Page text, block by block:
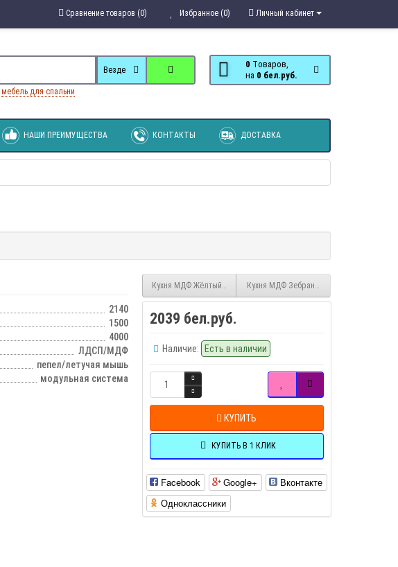
Личный кабинет
Избранное (0)
Сравнение товаров (0)
0 Tоваров,
на
0 бел.руб.
Везде
мебель для спальни
НАШИ ПРЕИМУЩЕСТВА КОНТАКТЫ ДОСТАВКА
2140
1500
4000
ЛДСП/МДФ
пепел/летучая мышь
модульная система
Кухня МДФ Жёлтый глянецКухня МДФ Зебрано золото
2039 бел.руб.
Наличие: Есть в наличии
КУПИТЬ
КУПИТЬ В 1 КЛИК
Facebook Google+
Вконтакте
Одноклассники